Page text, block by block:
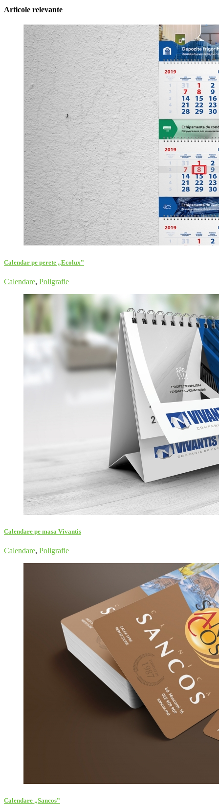
Articole relevante
Calendar pe perete „Ecolux”
Calendare, Poligrafie
Calendare pe masa Vivantis
Calendare, Poligrafie
Calendare „Sancos”